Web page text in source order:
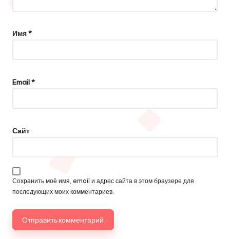
Имя*
Email*
Сайт
Сохранить моё имя, email и адрес сайта в этом браузере для
последующих моих комментариев.